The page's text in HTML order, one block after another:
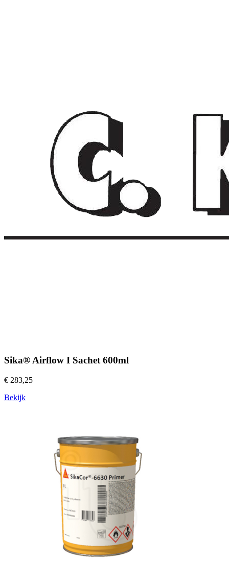
Sika® Airflow I Sachet 600ml
€ 283,25
Bekijk